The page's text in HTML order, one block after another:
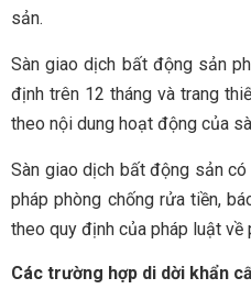
sản.
Sàn giao dịch bất động sản
định trên 12 tháng và trang
theo nội dung hoạt động của
Sàn giao dịch bất động sản
pháp phòng chống rửa tiền,
theo quy định của pháp luật về
Các trường hợp di dời khẩn